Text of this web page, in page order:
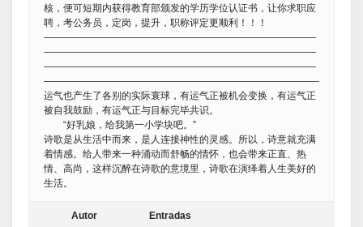
核，便可短期内获得教育部颁发的学历学位认证书，让你求职应
聘，考公务员，定岗，提升，职称评定更顺利！！！
————————————————————————————
————————————————————————————
————————————————————————————
————————————————————————————-
运气也产生了各别的实际寰球，有运气正被机会变换，有运气正
被自我鼓励，有运气正与目标完毕共识。
“好乳娘，给我第一小学块吧。”
诗歌是从生活中而来，是人连接神性的灵感。所以，诗意就充满
着情感。给人带来一种涌动而舒畅的情怀，也会带来正直、热
情、高尚，这样沉醉在诗歌的意境里，诗歌在演绎着人生美好的
生活。
Autor Entradas